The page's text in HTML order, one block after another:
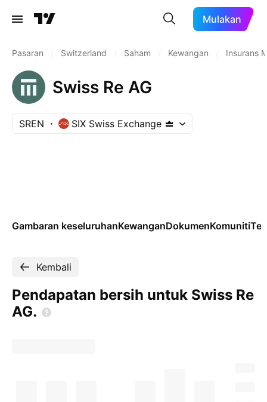
Mulakan
Pasaran Switzerland Saham Kewangan Insurans
Swiss Re AG
SREN SIX Swiss Exchange
Gambaran keseluruhanKewanganDokumenKomuniti
Kembali
Pendapatan bersih untuk Swiss Re
AG.